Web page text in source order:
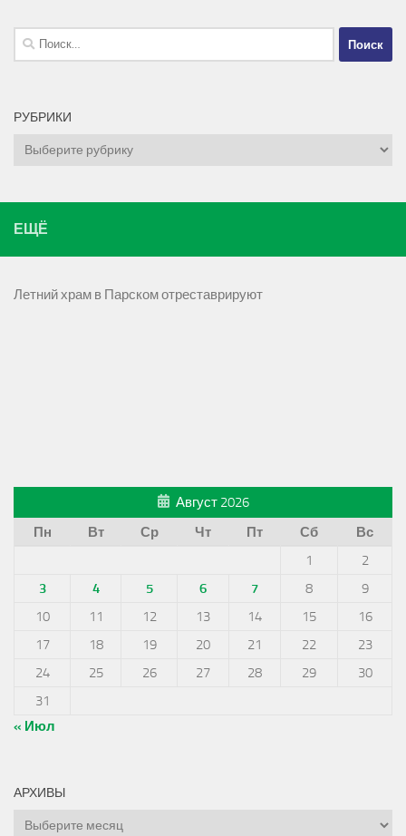
Найти:
РУБРИКИ
Рубрики
ЕЩЁ
Летний храм в Парском отреставрируют
Август 2026
Пн
Вт Ср Чт Пт Сб
Вс
1
2
3
4 5 6 7 8
9
10
11 12 13 14 15
16
17
18 19 20 21 22
23
24
25 26 27 28 29
30
31
« Июл
АРХИВЫ
Архивы